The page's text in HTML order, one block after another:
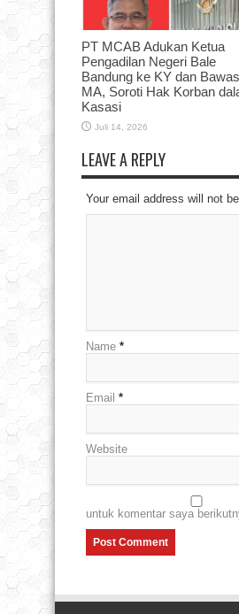
PT MCAB Adukan Ketua
Pengadilan Negeri Bale
Bandung ke KY dan Bawas
MA, Soroti Hak Korban
Kasasi
Juli 14, 2026
LEAVE A REPLY
Your email address will not
Name *
Email *
Website
untuk komentar saya